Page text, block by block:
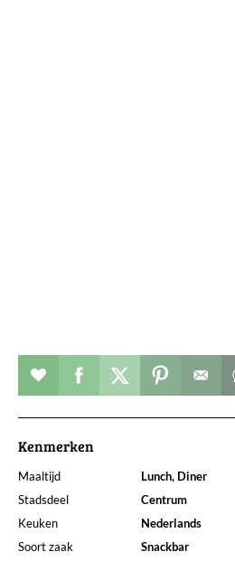
Restaurant toevoegen aan
Deel dit op facebook
Deel dit opDeel dit
Kenmerken
Maaltijd
Lunch, Diner
Stadsdeel
Centrum
Keuken
Nederlands
Soort zaak
Snackbar